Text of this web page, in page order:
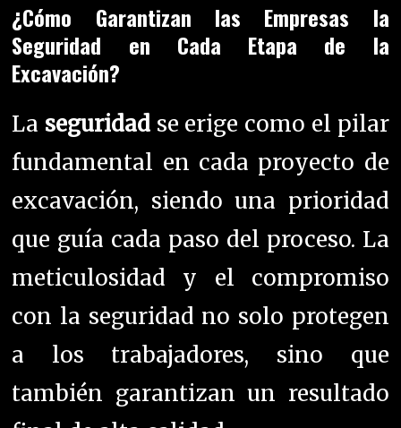
¿Cómo Garantizan las Empresas la
Seguridad en Cada Etapa de la
Excavación?
La seguridad se erige como el pilar
fundamental en cada proyecto de
excavación, siendo una prioridad
que guía cada paso del proceso. La
meticulosidad y el compromiso
con la seguridad no solo protegen
a los trabajadores, sino que
también garantizan un resultado